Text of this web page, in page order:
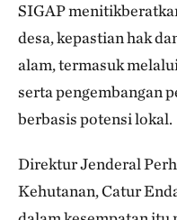
SIGAP
desa, kepastian hak
alam, termasuk
serta pengembangan
berbasis potensi lokal.
Direktur Jenderal
Kehutanan, Catur